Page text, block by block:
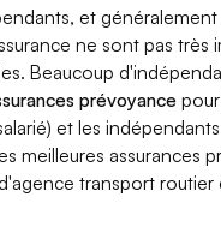
et généralement
ne sont pas très
Beaucoup
prévoyance
et les
meilleures assurances
transport routier